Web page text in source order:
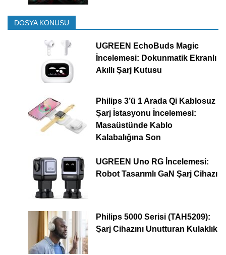
DOSYA KONUSU
UGREEN EchoBuds Magic
İncelemesi: Dokunmatik Ekranlı
Akıllı Şarj Kutusu
Philips 3’ü 1 Arada Qi Kablosuz
Şarj İstasyonu İncelemesi:
Masaüstünde Kablo
Kalabalığına Son
UGREEN Uno RG İncelemesi:
Robot Tasarımlı GaN Şarj Cihazı
Philips 5000 Serisi (TAH5209):
Şarj Cihazını Unutturan Kulaklık